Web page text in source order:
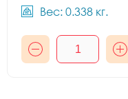
Вес: 0.338 кг.